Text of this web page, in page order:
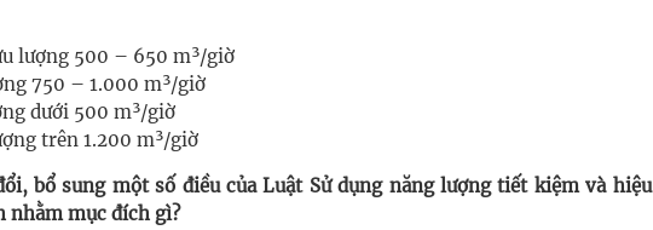
lượng 500 – 650 m³/giờ
750 – 1.000 m³/giờ
dưới 500 m³/giờ
trên 1.200 m³/giờ
bổ sung một số điều của Luật Sử dụng năng lượng tiết kiệm và hiệu
nhằm mục đích gì?